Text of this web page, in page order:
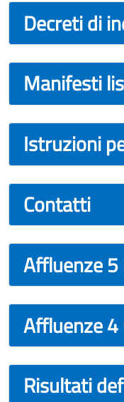
Decreti di
Manifesti
Istruzioni
Contatti
Affluenze
Affluenze
Risultati